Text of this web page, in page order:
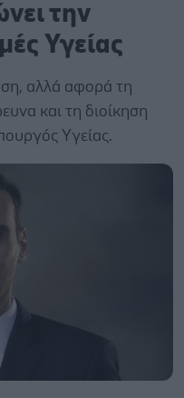
την
Υγείας
αλλά αφορά τη
και τη διοίκηση
Υγείας.